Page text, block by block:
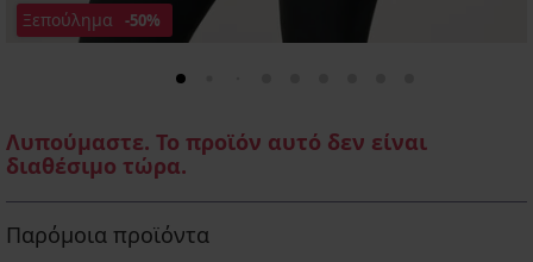
Ξεπούλημα -50%
Λυπούμαστε. Το προϊόν αυτό δεν είναι
διαθέσιμο τώρα.
Παρόμοια προϊόντα